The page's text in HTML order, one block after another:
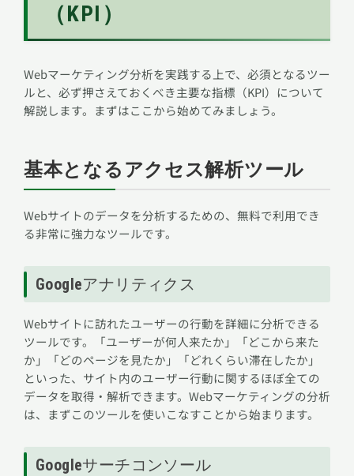
（KPI）
Webマーケティング分析を実践する上で、必須となるツー
ルと、必ず押さえておくべき主要な指標（KPI）について
解説します。まずはここから始めてみましょう。
基本となるアクセス解析ツール
Webサイトのデータを分析するための、無料で利用でき
る非常に強力なツールです。
Googleアナリティクス
Webサイトに訪れたユーザーの行動を詳細に分析できる
ツールです。「ユーザーが何人来たか」「どこから来た
か」「どのページを見たか」「どれくらい滞在したか」
といった、サイト内のユーザー行動に関するほぼ全ての
データを取得・解析できます。Webマーケティングの分析
は、まずこのツールを使いこなすことから始まります。
Googleサーチコンソール